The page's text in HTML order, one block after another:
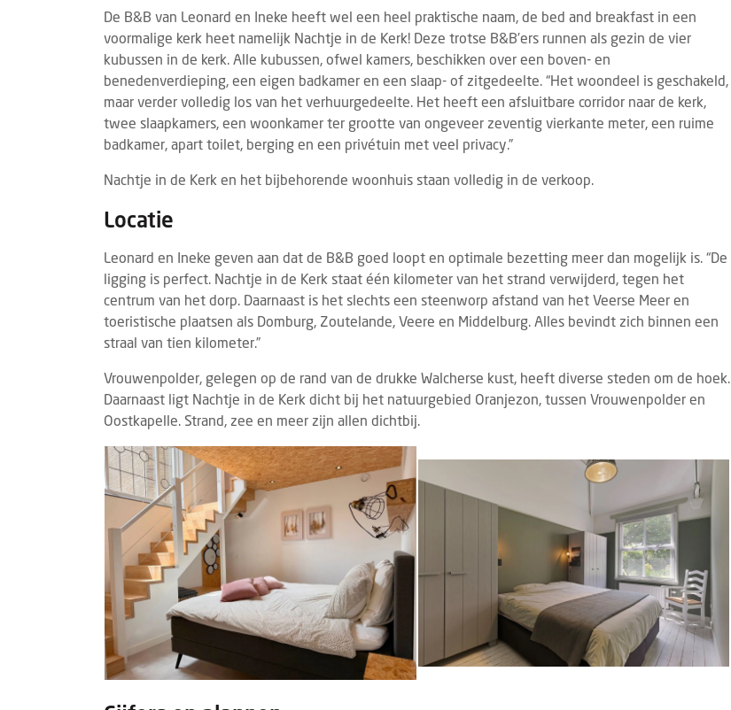
De B&B van Leonard en Ineke heeft wel een heel praktische naam, de bed and breakfast in een
voormalige kerk heet namelijk Nachtje in de Kerk! Deze trotse B&B’ers runnen als gezin de vier
kubussen in de kerk. Alle kubussen, ofwel kamers, beschikken over een boven- en
benedenverdieping, een eigen badkamer en een slaap- of zitgedeelte. “Het woondeel is geschakeld,
maar verder volledig los van het verhuurgedeelte. Het heeft een afsluitbare corridor naar de kerk,
twee slaapkamers, een woonkamer ter grootte van ongeveer zeventig vierkante meter, een ruime
badkamer, apart toilet, berging en een privétuin met veel privacy.”
Nachtje in de Kerk en het bijbehorende woonhuis staan volledig in de verkoop.
Locatie
Leonard en Ineke geven aan dat de B&B goed loopt en optimale bezetting meer dan mogelijk is. “De
ligging is perfect. Nachtje in de Kerk staat één kilometer van het strand verwijderd, tegen het
centrum van het dorp. Daarnaast is het slechts een steenworp afstand van het Veerse Meer en
toeristische plaatsen als Domburg, Zoutelande, Veere en Middelburg. Alles bevindt zich binnen een
straal van tien kilometer.”
Vrouwenpolder, gelegen op de rand van de drukke Walcherse kust, heeft diverse steden om de hoek.
Daarnaast ligt Nachtje in de Kerk dicht bij het natuurgebied Oranjezon, tussen Vrouwenpolder en
Oostkapelle. Strand, zee en meer zijn allen dichtbij.